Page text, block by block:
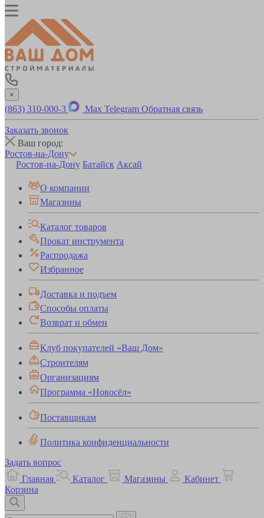
×
(863) 310-000-3 Max Telegram Обратная связь
Заказать звонок
Ваш город:
Ростов-на-Дону
Ростов-на-Дону Батайск Аксай
О компании
Магазины
Каталог товаров
Прокат инструмента
Распродажа
Избранное
Доставка и подъем
Способы оплаты
Возврат и обмен
Клуб покупателей «Ваш Дом»
Строителям
Организациям
Программа «Новосёл»
Поставщикам
Политика конфиденциальности
Задать вопрос
Главная
Каталог Магазины
Кабинет
Корзина